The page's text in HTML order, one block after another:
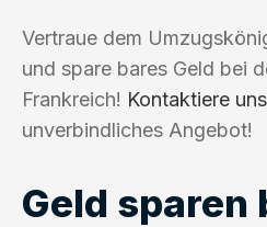
Vertraue dem
und spare bares Geld bei
Frankreich! Kontaktiere uns
unverbindliches Angebot!
Geld sparen